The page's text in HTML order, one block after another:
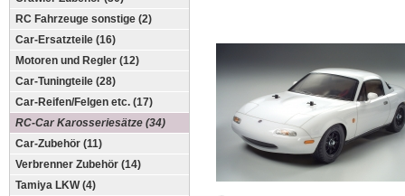
RC Fahrzeuge sonstige (2)
Car-Ersatzteile (16)
Motoren und Regler (12)
Car-Tuningteile (28)
Car-Reifen/Felgen etc. (17)
RC-Car Karosseriesätze (34)
Car-Zubehör (11)
Verbrenner Zubehör (14)
Tamiya LKW (4)